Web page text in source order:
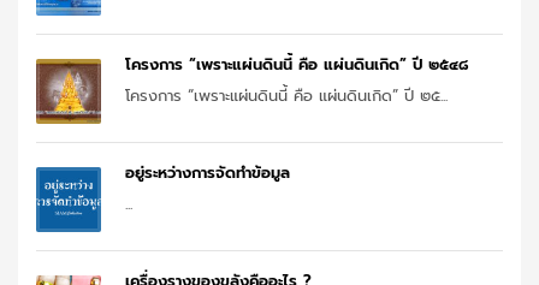
โครงการ “เพราะแผ่นดินนี้ คือ แผ่นดินเกิด” ปี ๒๕๔๘
โครงการ “เพราะแผ่นดินนี้ คือ แผ่นดินเกิด” ปี ๒๕...
อยู่ระหว่างการจัดทำข้อมูล
...